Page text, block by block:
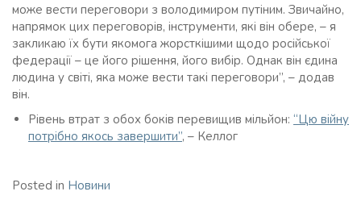
може вести переговори з володимиром путіним. Звичайно,
напрямок цих переговорів, інструменти, які він обере, – я
закликаю їх бути якомога жорсткішими щодо російської
федерації – це його рішення, його вибір. Однак він єдина
людина у світі, яка може вести такі переговори”, – додав
він.
Рівень втрат з обох боків перевищив мільйон: “Цю війну
потрібно якось завершити”, – Келлог
Posted in Новини